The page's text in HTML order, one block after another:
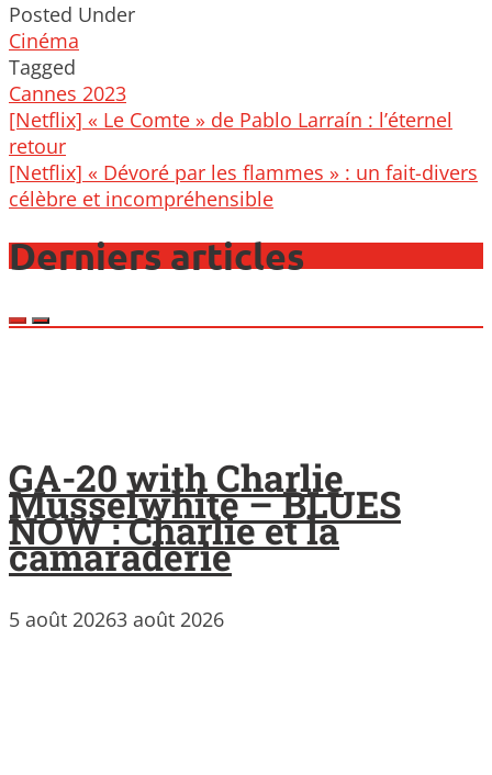
Posted Under
Cinéma
Tagged
Cannes 2023
Post
navigation
[Netflix] « Le Comte » de Pablo Larraín : l’éternel
retour
[Netflix] « Dévoré par les flammes » : un fait-divers
célèbre et incompréhensible
Derniers articles
GA-20 with Charlie
Musselwhite – BLUES
NOW : Charlie et la
camaraderie
5 août 20263 août 2026